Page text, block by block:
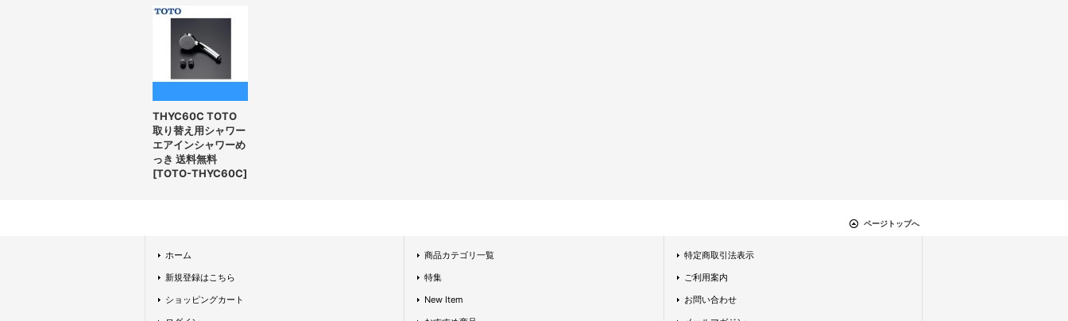
THYC60C TOTO
取り替え用シャワー
エアインシャワーめ
っき 送料無料
[TOTO-THYC60C]
ページトップへ
ホーム
新規登録はこちら
ショッピングカート
商品カテゴリ一覧
特集
New Item
特定商取引法表示
ご利用案内
お問い合わせ